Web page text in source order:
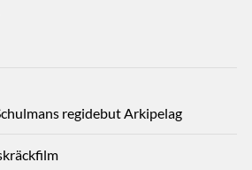
regidebut Arkipelag